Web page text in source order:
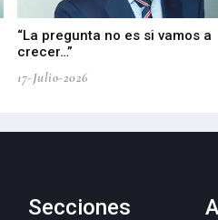
“La pregunta no es si vamos a
crecer…”
17-Julio-2026
Secciones